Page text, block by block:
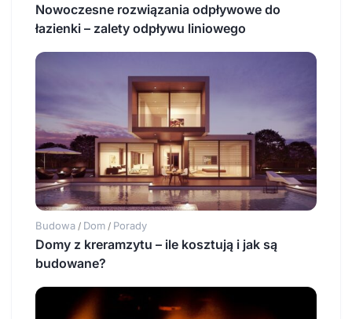
Nowoczesne rozwiązania odpływowe do
łazienki – zalety odpływu liniowego
Budowa / Dom / Porady
Domy z kreramzytu – ile kosztują i jak są
budowane?